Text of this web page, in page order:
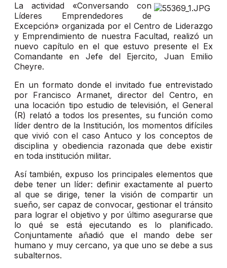
La actividad «Conversando con
Líderes Emprendedores de
Excepción» organizada por el Centro de Liderazgo
y Emprendimiento de nuestra Facultad, realizó un
nuevo capítulo en el que estuvo presente el Ex
Comandante en Jefe del Ejercito, Juan Emilio
Cheyre.
En un formato donde el invitado fue entrevistado
por Francisco Armanet, director del Centro, en
una locación tipo estudio de televisión, el General
(R) relató a todos los presentes, su función como
líder dentro de la Institución, los momentos difíciles
que vivió con el caso Antuco y los conceptos de
disciplina y obediencia razonada que debe existir
en toda institución militar.
Así también, expuso los principales elementos que
debe tener un líder: definir exactamente al puerto
al que se dirige, tener la visión de compartir un
sueño, ser capaz de convocar, gestionar el tránsito
para lograr el objetivo y por último asegurarse que
lo qué se está ejecutando es lo planificado.
Conjuntamente añadió que el mando debe ser
humano y muy cercano, ya que uno se debe a sus
subalternos.